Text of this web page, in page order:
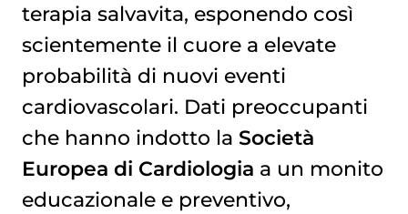
terapia salvavita, esponendo così
scientemente il cuore a elevate
probabilità di nuovi eventi
cardiovascolari. Dati preoccupanti
che hanno indotto la Società
Europea di Cardiologia a un monito
educazionale e preventivo,